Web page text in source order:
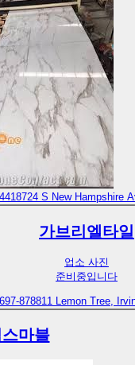
724 S New Hampshire
가브리엘타일
업소 사진
준비중입니다
878811 Lemon Tree,
마블